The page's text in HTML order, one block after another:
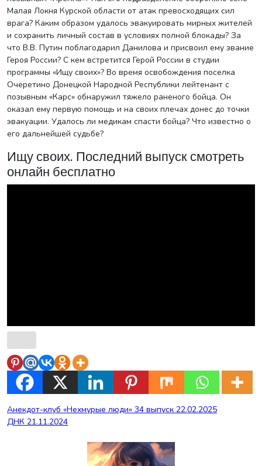
Малая Локня Курской области от атак превосходящих сил
врага? Каким образом удалось эвакуировать мирных жителей
и сохранить личный состав в условиях полной блокады? За
что В.В. Путин поблагодарил Данилова и присвоил ему звание
Героя России? С кем встретится Герой России в студии
программы «Ищу своих»? Во время освобождения поселка
Очеретино Донецкой Народной Республики лейтенант с
позывным «Карс» обнаружил тяжело раненого бойца. Он
оказал ему первую помощь и на своих плечах донес до точки
эвакуации. Удалось ли медикам спасти бойца? Что известно о
его дальнейшей судьбе?
Ищу своих. Последний выпуск смотреть
онлайн бесплатно
Навигация
по
Анекдот-клуб «Нехмурые люди» 34 выпуск 22.02.2025
ДНК 21.11.2024